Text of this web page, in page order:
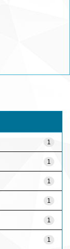
1
1
1
1
1
1